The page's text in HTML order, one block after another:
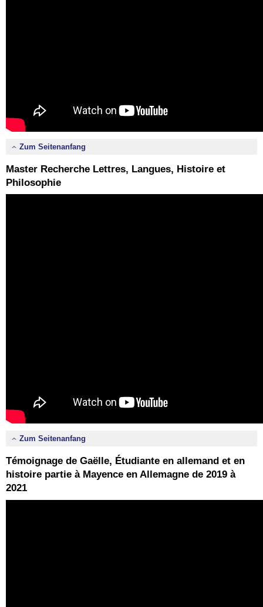
Zum Seitenanfang
Master Recherche Lettres, Langues, Histoire et
Philosophie
Zum Seitenanfang
Témoignage de Gaëlle, Étudiante en allemand et en
histoire partie à Mayence en Allemagne de 2019 à
2021